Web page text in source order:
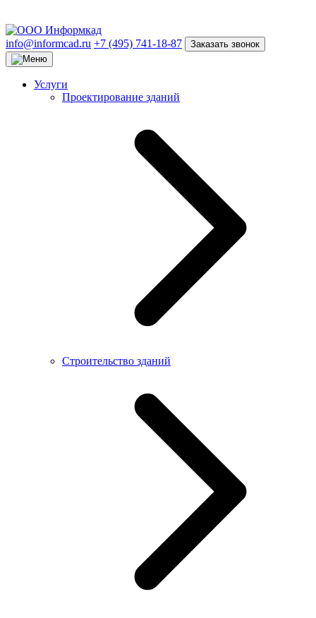
info@informcad.ru +7 (495) 741-18-87 Заказать звонок
Услуги
Проектирование зданий
Строительство зданий